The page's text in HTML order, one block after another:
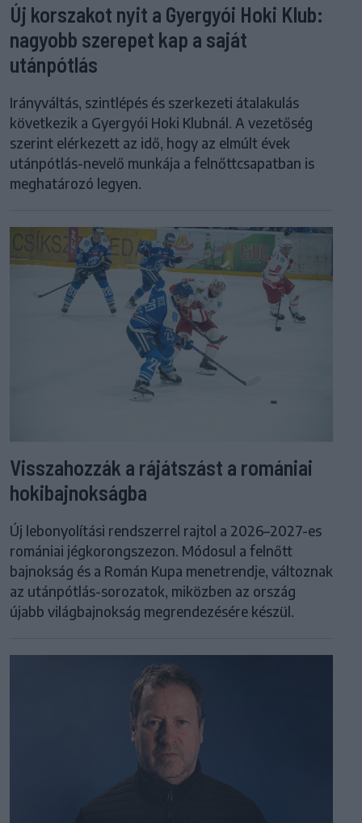
Új korszakot nyit a Gyergyói Hoki Klub:
nagyobb szerepet kap a saját
utánpótlás
Irányváltás, szintlépés és szerkezeti átalakulás
következik a Gyergyói Hoki Klubnál. A vezetőség
szerint elérkezett az idő, hogy az elmúlt évek
utánpótlás-nevelő munkája a felnőttcsapatban is
meghatározó legyen.
Visszahozzák a rájátszást a romániai
hokibajnokságba
Új lebonyolítási rendszerrel rajtol a 2026–2027-es
romániai jégkorongszezon. Módosul a felnőtt
bajnokság és a Román Kupa menetrendje, változnak
az utánpótlás-sorozatok, miközben az ország
újabb világbajnokság megrendezésére készül.